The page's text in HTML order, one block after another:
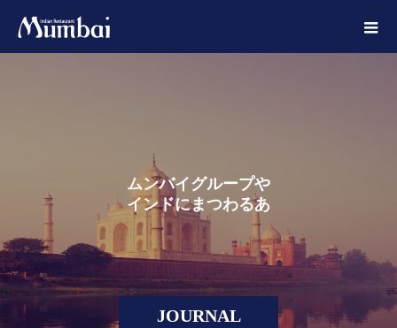
JOURNAL
ムンバイグループや
インドにまつわるあれこ